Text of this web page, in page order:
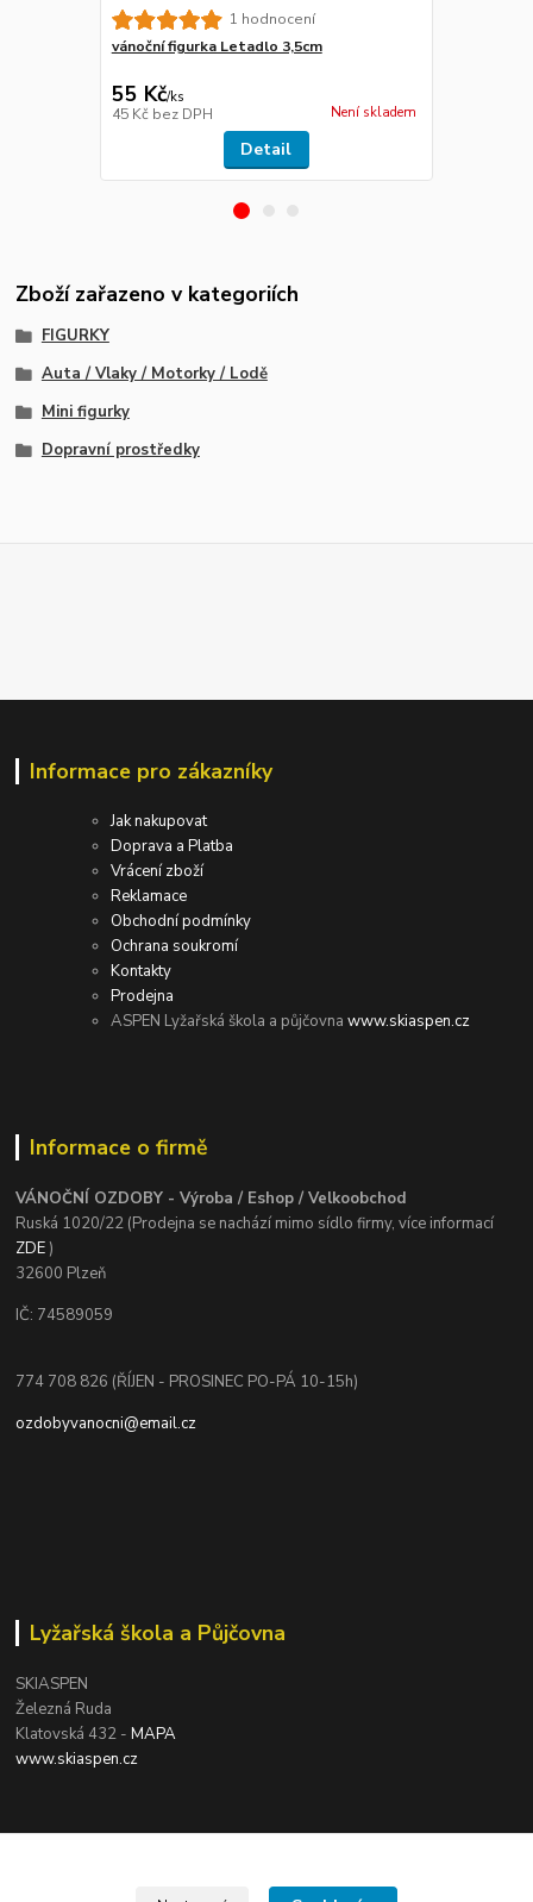
1 hodnocení
vánoční figurka Letadlo 3,5cm
55 Kč/ks
45 Kč bez DPH Není skladem
Detail
Zboží zařazeno v kategoriích
FIGURKY
Auta / Vlaky / Motorky / Lodě
Mini figurky
Dopravní prostředky
Informace pro zákazníky
Jak nakupovat
Doprava a Platba
Vrácení zboží
Reklamace
Obchodní podmínky
Ochrana soukromí
Kontakty
Prodejna
ASPEN Lyžařská škola a půjčovnawww.skiaspen.cz
Informace o firmě
VÁNOČNÍ OZDOBY - Výroba / Eshop / Velkoobchod
Ruská 1020/22 (Prodejna se nachází mimo sídlo firmy, více informací
ZDE)
32600 Plzeň
IČ: 74589059
774 708 826 (ŘÍJEN - PROSINEC PO-PÁ 10-15h)
ozdobyvanocni@email.cz
Lyžařská škola a Půjčovna
SKIASPEN
Železná Ruda
Klatovská 432 -MAPA
www.skiaspen.cz